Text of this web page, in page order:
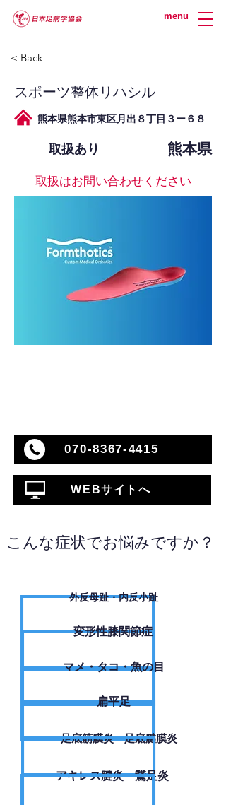
menu
< Back
スポーツ整体リハシル
熊本県熊本市東区月出８丁目３ー６８
取扱あり 熊本県
取扱はお問い合わせください
070-8367-4415
WEBサイトへ
こんな症状でお悩みですか？
外反母趾・内反小趾
変形性膝関節症
​マメ・タコ・魚の目
扁平足
足底筋膜炎・足底腱膜炎
アキレス腱炎・鵞足炎